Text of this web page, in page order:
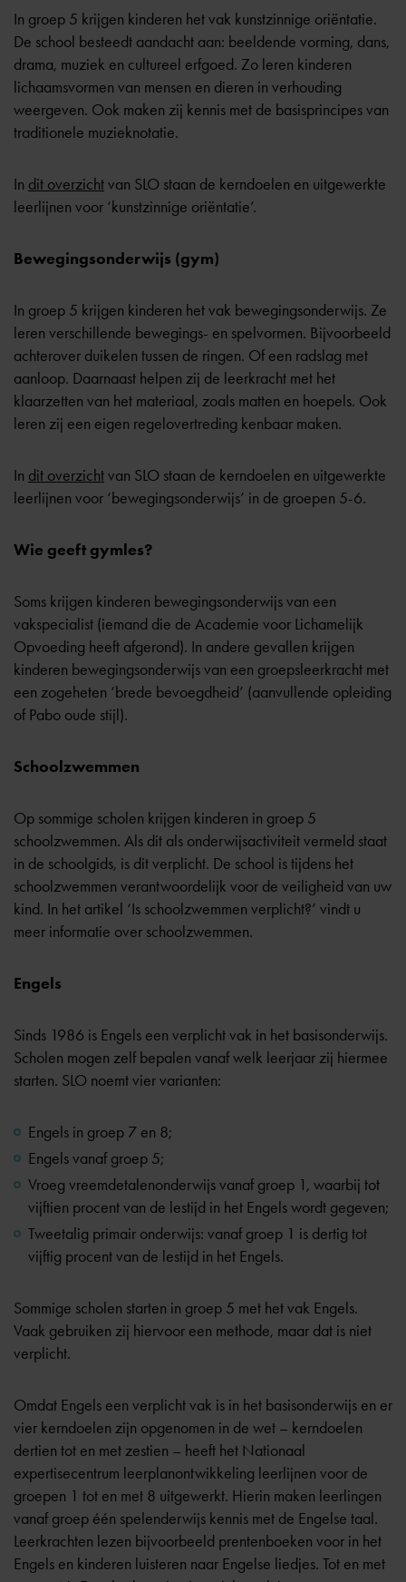
In groep 5 krijgen kinderen het vak kunstzinnige oriëntatie.
De school besteedt aandacht aan: beeldende vorming, dans,
drama, muziek en cultureel erfgoed. Zo leren kinderen
lichaamsvormen van mensen en dieren in verhouding
weergeven. Ook maken zij kennis met de basisprincipes van
traditionele muzieknotatie.
In dit overzichtvan SLO staan de kerndoelen en uitgewerkte
leerlijnen voor ‘kunstzinnige oriëntatie’.
Bewegingsonderwijs (gym)
In groep 5 krijgen kinderen het vak bewegingsonderwijs. Ze
leren verschillende bewegings- en spelvormen. Bijvoorbeeld
achterover duikelen tussen de ringen. Of een radslag met
aanloop. Daarnaast helpen zij de leerkracht met het
klaarzetten van het materiaal, zoals matten en hoepels. Ook
leren zij een eigen regelovertreding kenbaar maken.
In dit overzichtvan SLO staan de kerndoelen en uitgewerkte
leerlijnen voor ‘bewegingsonderwijs’ in de groepen 5-6.
Wie geeft gymles?
Soms krijgen kinderen bewegingsonderwijs van een
vakspecialist (iemand die de Academie voor Lichamelijk
Opvoeding heeft afgerond). In andere gevallen krijgen
kinderen bewegingsonderwijs van een groepsleerkracht met
een zogeheten ‘brede bevoegdheid’ (aanvullende opleiding
of Pabo oude stijl).
Schoolzwemmen
Op sommige scholen krijgen kinderen in groep 5
schoolzwemmen. Als dit als onderwijsactiviteit vermeld staat
in de schoolgids, is dit verplicht. De school is tijdens het
schoolzwemmen verantwoordelijk voor de veiligheid van uw
kind. In het artikel ‘Is schoolzwemmen verplicht?’ vindt u
meer informatie over schoolzwemmen.
Engels
Sinds 1986 is Engels een verplicht vak in het basisonderwijs.
Scholen mogen zelf bepalen vanaf welk leerjaar zij hiermee
starten. SLO noemt vier varianten:
Engels in groep 7 en 8;
Engels vanaf groep 5;
Vroeg vreemdetalenonderwijs vanaf groep 1, waarbij tot
vijftien procent van de lestijd in het Engels wordt gegeven;
Tweetalig primair onderwijs: vanaf groep 1 is dertig tot
vijftig procent van de lestijd in het Engels.
Sommige scholen starten in groep 5 met het vak Engels.
Vaak gebruiken zij hiervoor een methode, maar dat is niet
verplicht.
Omdat Engels een verplicht vak is in het basisonderwijs en er
vier kerndoelen zijn opgenomen in de wet – kerndoelen
dertien tot en met zestien – heeft het Nationaal
expertisecentrum leerplanontwikkeling leerlijnen voor de
groepen 1 tot en met 8 uitgewerkt. Hierin maken leerlingen
vanaf groep één spelenderwijs kennis met de Engelse taal.
Leerkrachten lezen bijvoorbeeld prentenboeken voor in het
Engels en kinderen luisteren naar Engelse liedjes. Tot en met